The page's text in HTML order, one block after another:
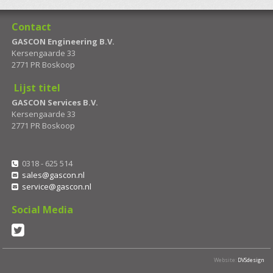
Contact
GASCON Engineering B.V.
Kersengaarde 33
2771 PR Boskoop
Lijst titel
GASCON Services B.V.
Kersengaarde 33
2771 PR Boskoop
0318 - 625 514
sales@gascon.nl
service@gascon.nl
Social Media
Website: DVSdesign